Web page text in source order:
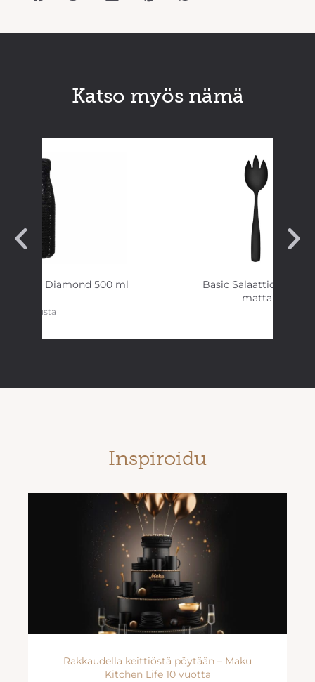
Katso myös nämä
Diamond 500 ml
musta
Basic Salaattiottimet
mattamusta
Inspiroidu
Rakkaudella keittiöstä pöytään – Maku
Kitchen Life 10 vuotta